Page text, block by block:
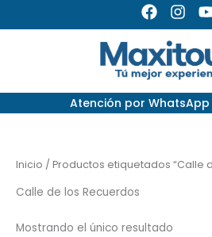
F
a
c
e
b
o
o
I
n
s
t
a
g
r
u
t
Atención por
Inicio / Productos etiquetados “Calle
Calle de los Recuerdos
Mostrando el único resultado